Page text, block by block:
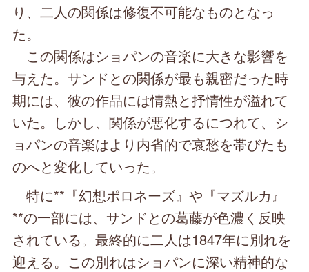
り、二人の関係は修復不可能なものとなっ
た。
この関係はショパンの音楽に大きな影響を
与えた。サンドとの関係が最も親密だった時
期には、彼の作品には情熱と抒情性が溢れて
いた。しかし、関係が悪化するにつれて、シ
ョパンの音楽はより内省的で哀愁を帯びたも
のへと変化していった。
特に**『幻想ポロネーズ』や『マズルカ』
**の一部には、サンドとの葛藤が色濃く反映
されている。最終的に二人は1847年に別れを
迎える。この別れはショパンに深い精神的な